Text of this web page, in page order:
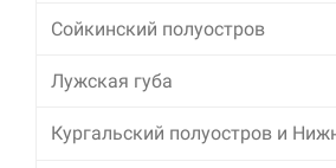
Сойкинский полуостров
Лужская губа
Кургальский полуостров и